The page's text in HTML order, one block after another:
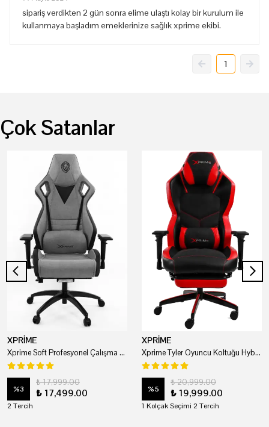
sipariş verdikten 2 gün sonra elime ulaştı kolay bir kurulum ile
kullanmaya başladım emeklerinize sağlık xprime ekibi.
1
Çok Satanlar
XPRİME
Xprime Soft Profesyonel Çalışma Ve Oyuncu Koltuğu
%3
₺ 17,999.00
₺ 17,499.00
2 Tercih
XPRİME
Xprime Tyler Oyuncu Koltuğu Hybrid Kumaş Kırmızı
%5
₺ 20,999.00
₺ 19,999.00
1 Kolçak Seçimi 2 Tercih